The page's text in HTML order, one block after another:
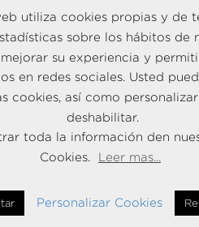
utiliza cookies propias y de
sobre los hábitos de
mejorar su experiencia y
en redes sociales. Usted
cookies, así como
deshabilitar.
toda la información den
Cookies.
Leer mas...
Personalizar Cookies